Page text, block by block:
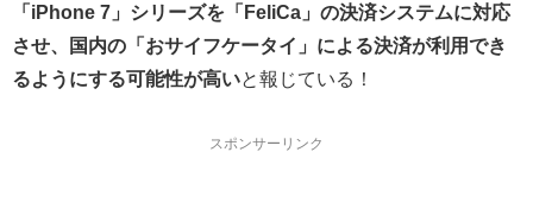
「iPhone 7」シリーズを「FeliCa」の決済システムに対応
させ、国内の「おサイフケータイ」による決済が利用でき
るようにする可能性が高いと報じている！
スポンサーリンク